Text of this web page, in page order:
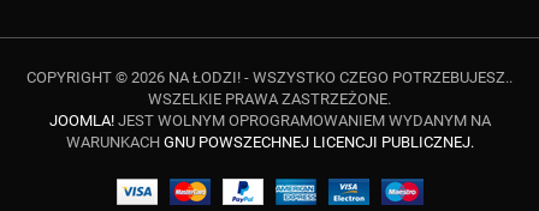
COPYRIGHT © 2026 NA ŁODZI! - WSZYSTKO CZEGO POTRZEBUJESZ..
WSZELKIE PRAWA ZASTRZEŻONE.
JOOMLA!JEST WOLNYM OPROGRAMOWANIEM WYDANYM NA
WARUNKACH GNU POWSZECHNEJ LICENCJI PUBLICZNEJ.